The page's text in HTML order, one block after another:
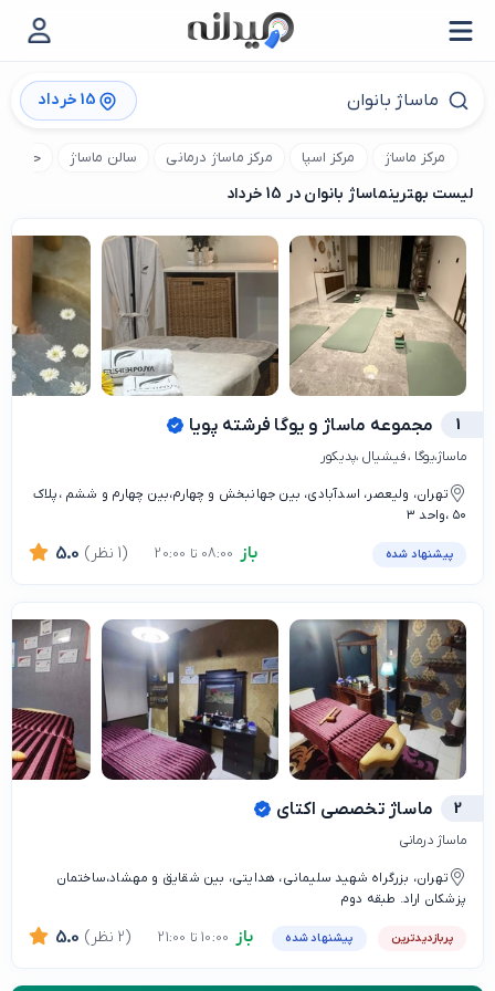
15 خرداد
مرکز ماساژ مرکز اسپا مرکز ماساژ درمانی سالن ماساژ حمام
لیست بهترینماساژ بانوان در 15 خرداد
1 مجموعه ماساژ و یوگا فرشته پویا
ماساژ،یوگا ،فیشیال ،پدیکور
تهران، ولیعصر، اسدآبادی، بین جهانبخش و چهارم،بین چهارم و ششم ،پلاک
۵۰ ،واحد ۳
پیشنهاد شده باز 5.0 (1 نظر)
2 ماساژ تخصصی اکتای
ماساژ درمانی
تهران، بزرگراه شهید سلیمانی، هدایتی، بین شقایق و مهشاد،ساختمان
پزشکان اراد. طبقه دوم
پربازدیدترین پیشنهاد شده باز 5.0 (2 نظر)